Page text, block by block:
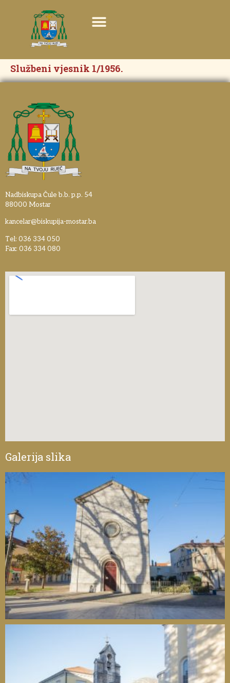
Službeni vjesnik 1/1956.
Nadbiskupa Čule b.b. p.p. 54
88000 Mostar
kancelar@biskupija-mostar.ba
Tel: 036 334 050
Fax: 036 334 080
Galerija slika